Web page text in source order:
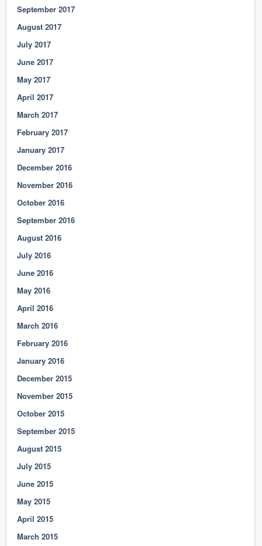
September 2017
August 2017
July 2017
June 2017
May 2017
April 2017
March 2017
February 2017
January 2017
December 2016
November 2016
October 2016
September 2016
August 2016
July 2016
June 2016
May 2016
April 2016
March 2016
February 2016
January 2016
December 2015
November 2015
October 2015
September 2015
August 2015
July 2015
June 2015
May 2015
April 2015
March 2015